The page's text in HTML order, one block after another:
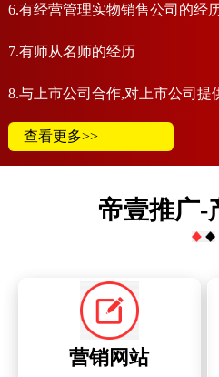
6.有经营管理实物销售公司的经
7.有师从名师的经历
8.与上市公司合作,对上市公司提
查看更多>>
帝壹推广-
营销网站